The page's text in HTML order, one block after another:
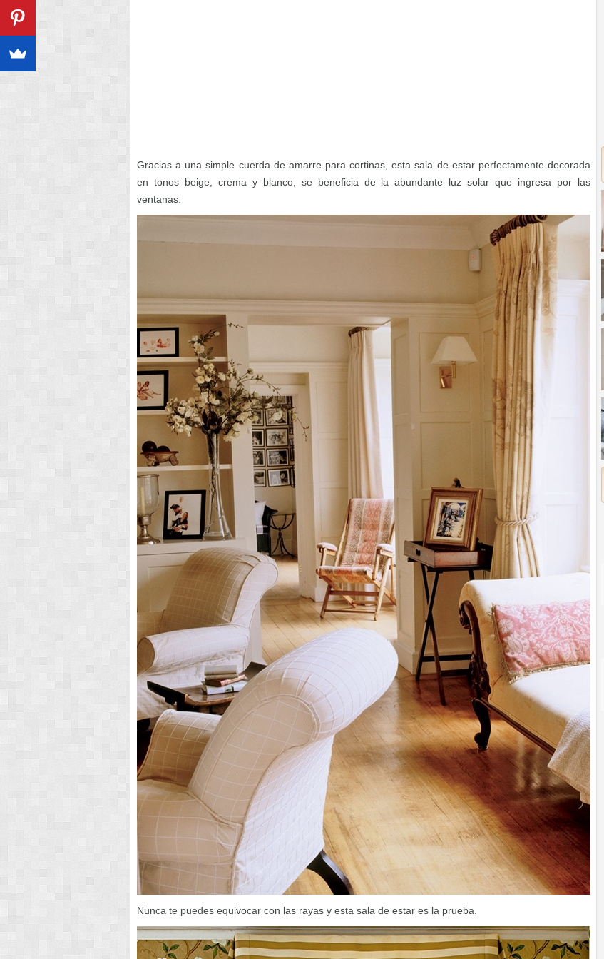
Gracias a una simple cuerda de amarre para cortinas, esta sala de estar perfectamente decorada
en tonos beige, crema y blanco, se beneficia de la abundante luz solar que ingresa por las
ventanas.
Nunca te puedes equivocar con las rayas y esta sala de estar es la prueba.